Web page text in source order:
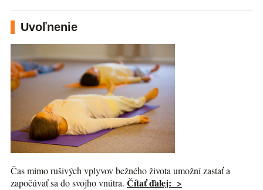
Uvoľnenie
Čas mimo rušivých vplyvov bežného života umožní zastať a
započúvať sa do svojho vnútra. Čítať ďalej: >